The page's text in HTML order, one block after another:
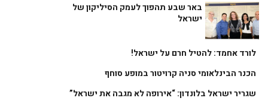
באר שבע תהפוך לעמק הסיליקון של
ישראל
לורד אחמד: להטיל חרם על ישראל!
הכנר הבינלאומי סניה קרויטור במופע סוחף
שגריר ישראל בלונדון: “אירופה לא מגבה את ישראל”